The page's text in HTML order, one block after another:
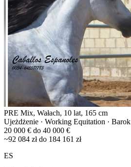
PRE Mix, Wałach, 10 lat, 165 cm
Ujeżdżenie · Working Equitation · Barok
20 000 € do 40 000 €
~92 084 zł do 184 161 zł
ES